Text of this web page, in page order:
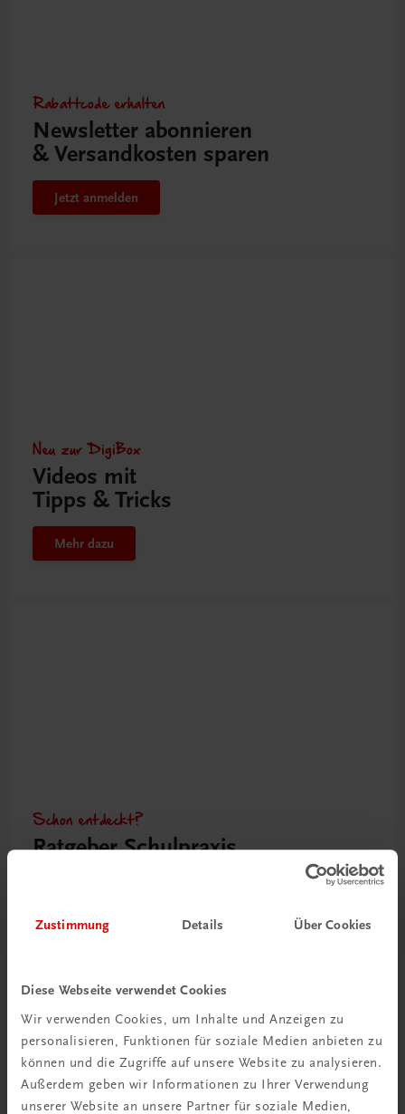
Zustimmung Details Über Cookies
Diese Webseite verwendet Cookies
Wir verwenden Cookies, um Inhalte und Anzeigen zu
personalisieren, Funktionen für soziale Medien anbieten zu
können und die Zugriffe auf unsere Website zu analysieren.
Außerdem geben wir Informationen zu Ihrer Verwendung
unserer Website an unsere Partner für soziale Medien,
Rabattcode erhalten
Newsletter abonnieren
& Versandkosten sparen
Jetzt anmelden
Neu zur DigiBox
Videos mit
Tipps & Tricks
Mehr dazu
Schon entdeckt?
Ratgeber Schulpraxis